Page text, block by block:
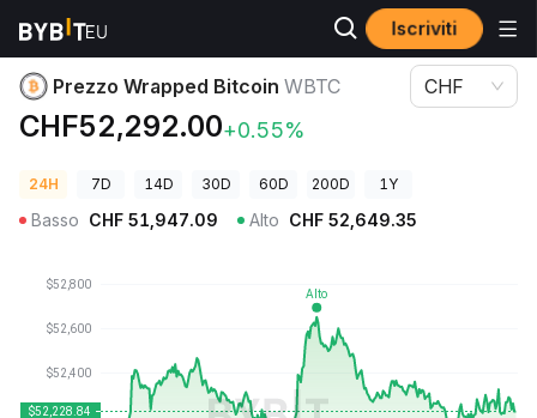
Iscriviti
Prezzi Crypto Prezzo Wrapped Bitcoin WBTC
Prezzo Wrapped Bitcoin WBTC
CHF52,292.00+0.55%
CHF
24H 7D 14D 30D 60D 200D 1Y
Basso CHF 51,947.09 Alto CHF 52,649.35